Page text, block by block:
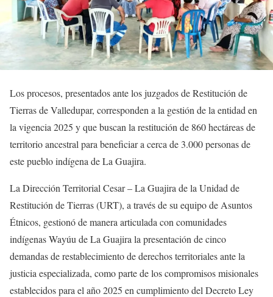
Los procesos, presentados ante los juzgados de Restitución de
Tierras de Valledupar, corresponden a la gestión de la entidad en
la vigencia 2025 y que buscan la restitución de 860 hectáreas de
territorio ancestral para beneficiar a cerca de 3.000 personas de
este pueblo indígena de La Guajira.
La Dirección Territorial Cesar – La Guajira de la Unidad de
Restitución de Tierras (URT), a través de su equipo de Asuntos
Étnicos, gestionó de manera articulada con comunidades
indígenas Wayúu de La Guajira la presentación de cinco
demandas de restablecimiento de derechos territoriales ante la
justicia especializada, como parte de los compromisos misionales
establecidos para el año 2025 en cumplimiento del Decreto Ley